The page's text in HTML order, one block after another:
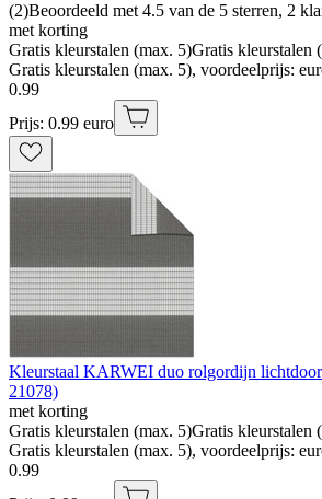
(2)Beoordeeld met 4.5 van de 5 sterren, 2
met korting
Gratis kleurstalen (max. 5)Gratis kleurstalen
Gratis kleurstalen (max. 5), voordeelprijs:
0.99
Prijs: 0.99 euro
Kleurstaal KARWEI duo rolgordijn
21078)
met korting
Gratis kleurstalen (max. 5)Gratis kleurstalen
Gratis kleurstalen (max. 5), voordeelprijs:
0.99